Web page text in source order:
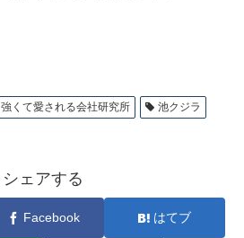
強くて愛される会社研究所 池クジラ
シェアする
Facebook はてブ